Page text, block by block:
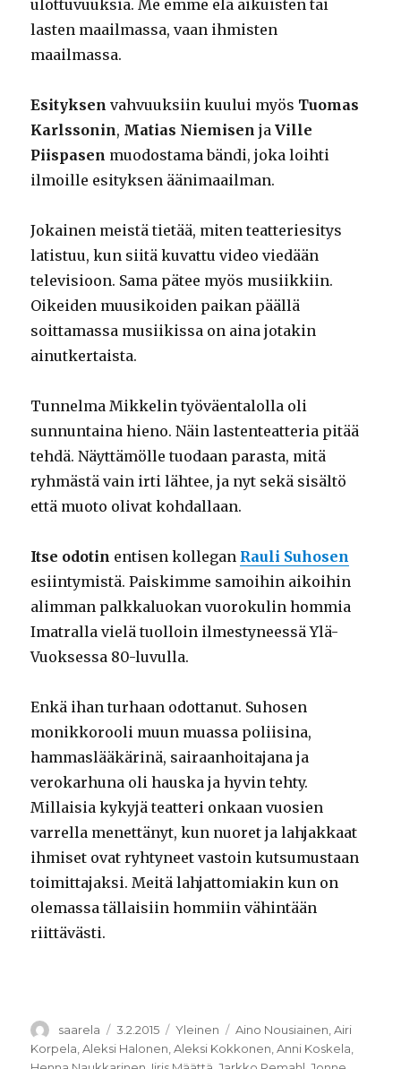
ulottuvuuksia. Me emme elä aikuisten tai
lasten maailmassa, vaan ihmisten
maailmassa.
Esityksen vahvuuksiin kuului myös Tuomas
Karlssonin, Matias Niemisen jaVille
Piispasen muodostama bändi, joka loihti
ilmoille esityksen äänimaailman.
Jokainen meistä tietää, miten teatteriesitys
latistuu, kun siitä kuvattu video viedään
televisioon. Sama pätee myös musiikkiin.
Oikeiden muusikoiden paikan päällä
soittamassa musiikissa on aina jotakin
ainutkertaista.
Tunnelma Mikkelin työväentalolla oli
sunnuntaina hieno. Näin lastenteatteria pitää
tehdä. Näyttämölle tuodaan parasta, mitä
ryhmästä vain irti lähtee, ja nyt sekä sisältö
että muoto olivat kohdallaan.
Itse odotin entisen kollegan Rauli Suhosen
esiintymistä. Paiskimme samoihin aikoihin
alimman palkkaluokan vuorokulin hommia
Imatralla vielä tuolloin ilmestyneessä Ylä-
Vuoksessa 80-luvulla.
Enkä ihan turhaan odottanut. Suhosen
monikkorooli muun muassa poliisina,
hammaslääkärinä, sairaanhoitajana ja
verokarhuna oli hauska ja hyvin tehty.
Millaisia kykyjä teatteri onkaan vuosien
varrella menettänyt, kun nuoret ja lahjakkaat
ihmiset ovat ryhtyneet vastoin kutsumustaan
toimittajaksi. Meitä lahjattomiakin kun on
olemassa tällaisiin hommiin vähintään
riittävästi.
Kirjoittaja
saarela Julkaistu
3.2.2015 Kategoriat
Yleinen Avainsanat
Aino Nousiainen ,Airi
Korpela ,Aleksi Halonen ,Aleksi Kokkonen ,Anni Koskela